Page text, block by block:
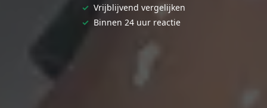
✓ Vrijblijvend vergelijken
✓ Binnen 24 uur reactie